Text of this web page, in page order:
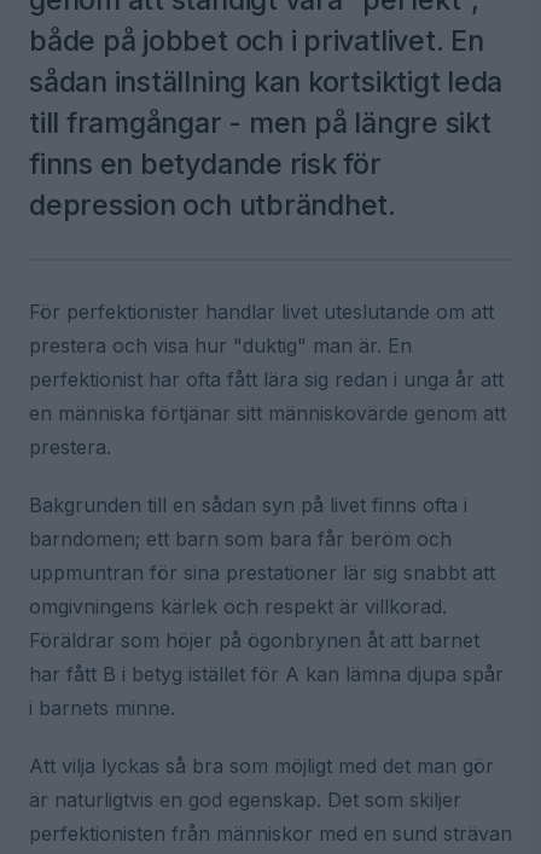
både på jobbet och i privatlivet. En
sådan inställning kan kortsiktigt leda
till framgångar - men på längre sikt
finns en betydande risk för
depression och utbrändhet.
För perfektionister handlar livet uteslutande om att
prestera och visa hur "duktig" man är. En
perfektionist har ofta fått lära sig redan i unga år att
en människa förtjänar sitt människovärde genom att
prestera.
Bakgrunden till en sådan syn på livet finns ofta i
barndomen; ett barn som bara får beröm och
uppmuntran för sina prestationer lär sig snabbt att
omgivningens kärlek och respekt är villkorad.
Föräldrar som höjer på ögonbrynen åt att barnet
har fått B i betyg istället för A kan lämna djupa spår
i barnets minne.
Att vilja lyckas så bra som möjligt med det man gör
är naturligtvis en god egenskap. Det som skiljer
perfektionisten från människor med en sund strävan